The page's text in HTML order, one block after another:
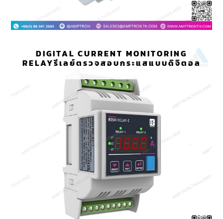
DIGITAL CURRENT MONITORING
RELAYรีเลย์ตรวจสอบกระแสแบบดิจิตอล